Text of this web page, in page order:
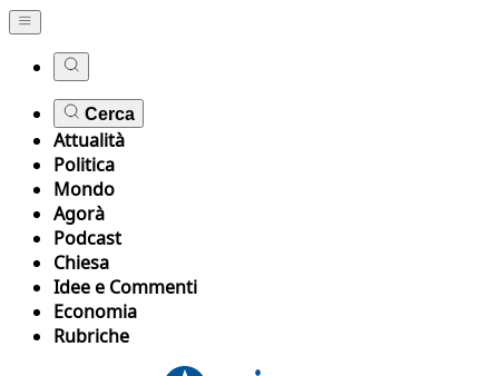
Cerca
Attualità
Politica
Mondo
Agorà
Podcast
Chiesa
Idee e Commenti
Economia
Rubriche